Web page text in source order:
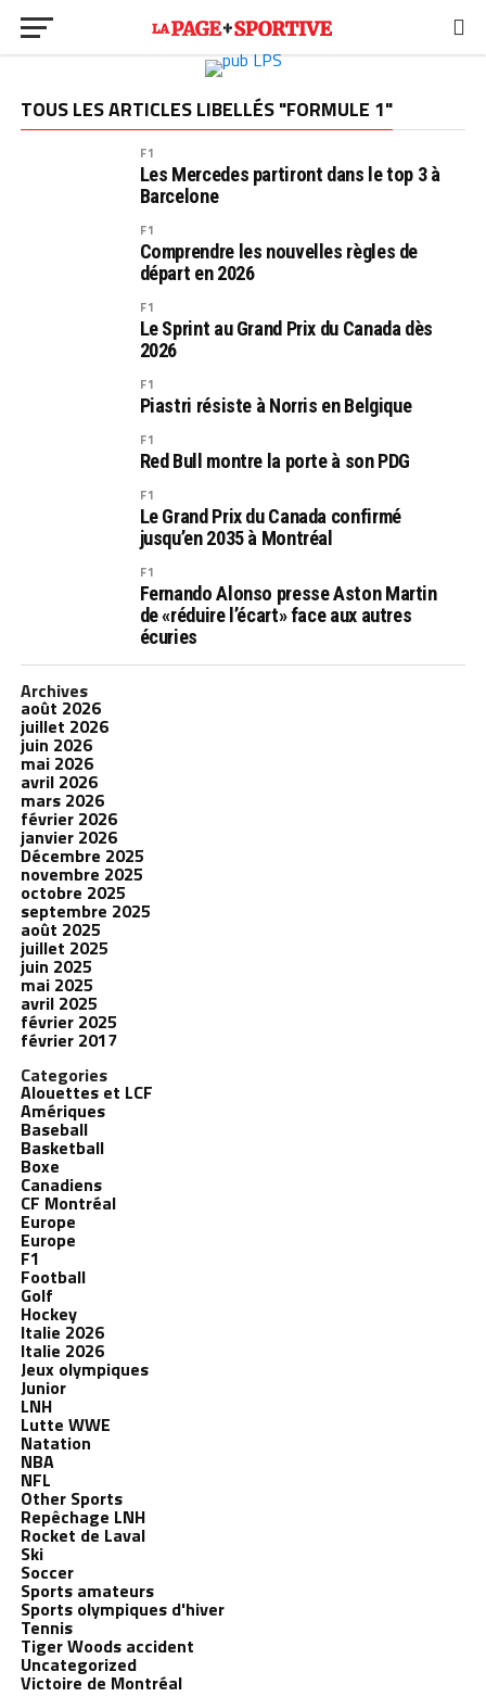
TOUS LES ARTICLES LIBELLÉS "FORMULE 1"
F1
Les Mercedes partiront dans le top 3 à
Barcelone
F1
Comprendre les nouvelles règles de
départ en 2026
F1
Le Sprint au Grand Prix du Canada dès
2026
F1
Piastri résiste à Norris en Belgique
F1
Red Bull montre la porte à son PDG
F1
Le Grand Prix du Canada confirmé
jusqu’en 2035 à Montréal
F1
Fernando Alonso presse Aston Martin
de «réduire l’écart» face aux autres
écuries
Archives
août 2026
juillet 2026
juin 2026
mai 2026
avril 2026
mars 2026
février 2026
janvier 2026
Décembre 2025
novembre 2025
octobre 2025
septembre 2025
août 2025
juillet 2025
juin 2025
mai 2025
avril 2025
février 2025
février 2017
Categories
Alouettes et LCF
Amériques
Baseball
Basketball
Boxe
Canadiens
CF Montréal
Europe
Europe
F1
Football
Golf
Hockey
Italie 2026
Italie 2026
Jeux olympiques
Junior
LNH
Lutte WWE
Natation
NBA
NFL
Other Sports
Repêchage LNH
Rocket de Laval
Ski
Soccer
Sports amateurs
Sports olympiques d'hiver
Tennis
Tiger Woods accident
Uncategorized
Victoire de Montréal